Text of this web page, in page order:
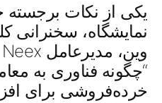
نمایشگاه، سخنرانی
وین، مدیرعامل Neex
“چگونه فناوری به
خرده‌فروشی برای